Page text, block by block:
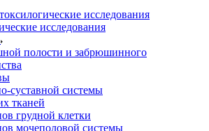
исследования
исследования
полости и забрюшинного
суставной системы
тканей
грудной клетки
мочеполовой системы